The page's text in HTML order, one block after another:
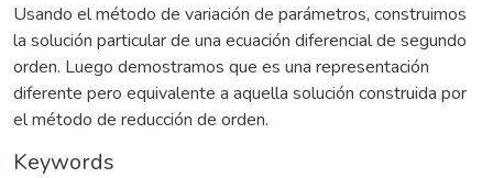
Usando el método de variación de parámetros, construimos
la solución particular de una ecuación diferencial de segundo
orden. Luego demostramos que es una representación
diferente pero equivalente a aquella solución construida por
el método de reducción de orden.
Keywords